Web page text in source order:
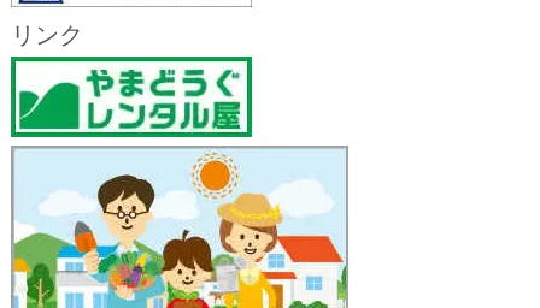
リンク